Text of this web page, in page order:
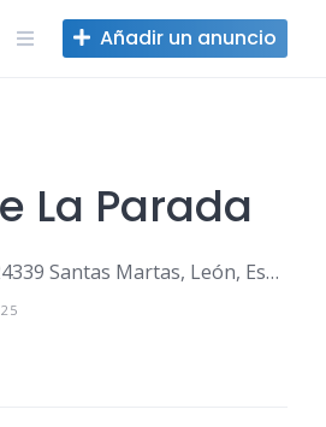
Añadir un anuncio
La Parada
Calle Escuela 7, 24339 Santas Martas, León, España